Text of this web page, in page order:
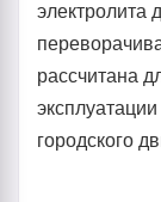
электролита
рассчитана
городского